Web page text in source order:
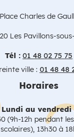
Place Charles de
Les Pavillons-
Tél : 01 48 02 75 75
ville : 01 48 48
Horaires
Lundi au vendredi
(9h-12h pendant
scolaires), 13h30 à